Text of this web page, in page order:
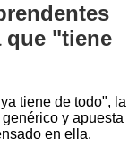
que "tiene
tiene de todo", la
y apuesta
en ella.